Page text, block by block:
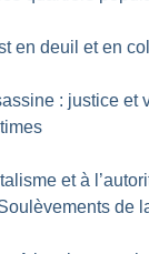
en deuil et en
: justice et
et à
de